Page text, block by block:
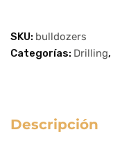
SKU: bulldozers
Categorías: Drilling,
Descripción